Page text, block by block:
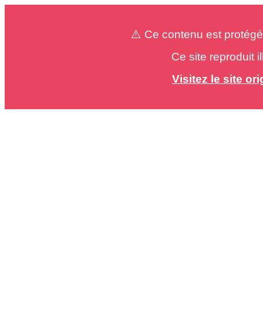
⚠️ Ce contenu est
Ce site reproduit
Visitez le site